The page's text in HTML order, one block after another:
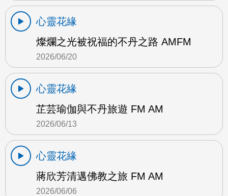
心靈花緣
燦爛之光被祝福的不丹之路 AMFM
2026/06/20
心靈花緣
芷芸瑜伽與不丹旅遊 FM AM
2026/06/13
心靈花緣
蔣欣芳清邁佛教之旅 FM AM
2026/06/06